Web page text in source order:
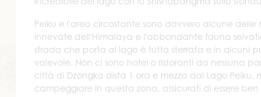
Peiku e l'area circostante sono davvero alcune
innevate dell'Himalaya e l'abbondante fauna
strada che porta al lago è tutta sterrata e in alcuni
valevole. Non ci sono hotel o ristoranti da nessuna
città di Dzongka dista 1 ora e mezza dal Lago
campeggiare in questa zona, assicurati di essere